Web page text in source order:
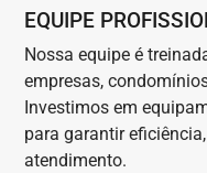
EQUIPE
Nossa equipe é
empresas,
Investimos em
para garantir
atendimento.